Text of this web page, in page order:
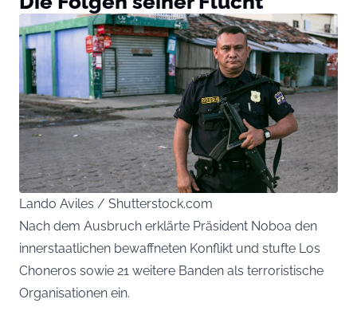
Lando Aviles / Shutterstock.com
Nach dem Ausbruch erklärte Präsident Noboa den
innerstaatlichen bewaffneten Konflikt und stufte Los
Choneros sowie 21 weitere Banden als terroristische
Organisationen ein.